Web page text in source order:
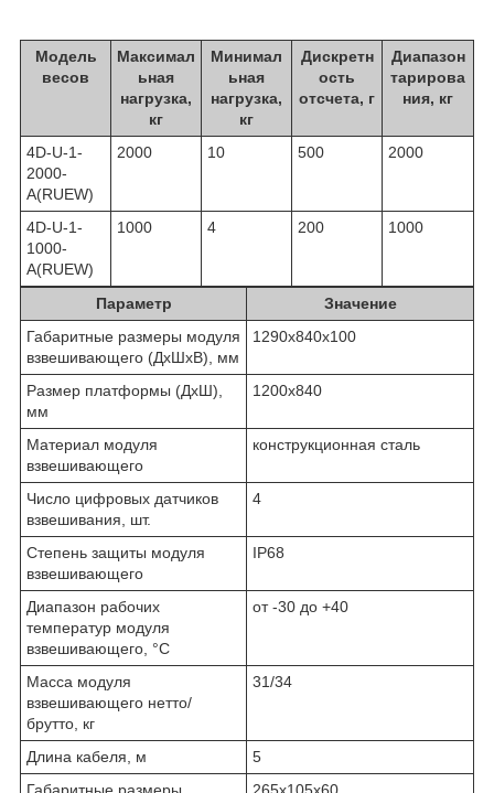
Модель
весов
Максимал
ьная
нагрузка,
кг
Минимал
ьная
нагрузка,
кг
Дискретн
ость
отсчета, г
Диапазон
тарирова
ния, кг
4D-U-1-
2000-
A(RUEW)
2000 10 500 2000
4D-U-1-
1000-
A(RUEW)
1000 4 200 1000
Параметр
Значение
Габаритные размеры модуля
взвешивающего (ДхШхВ), мм
1290х840х100
Размер платформы (ДхШ),
мм
1200х840
Материал модуля
взвешивающего
конструкционная сталь
Число цифровых датчиков
взвешивания, шт.
4
Степень защиты модуля
взвешивающего
IP68
Диапазон рабочих
температур модуля
взвешивающего, °С
от -30 до +40
Масса модуля
взвешивающего нетто/
брутто, кг
31/34
Длина кабеля, м
5
Габаритные размеры
265x105x60